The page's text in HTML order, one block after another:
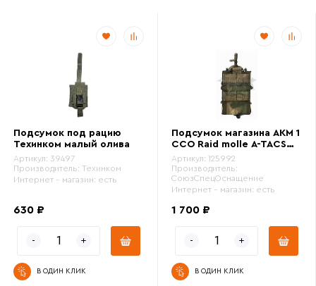
Подсумок под рацию
Техинком малый олива
Артикул: 39497
Производитель: Техинком
Интернет - магазин: есть
630 ₽
В ОДИН КЛИК
Подсумок магазина АКМ 1
ССО Raid molle A-TACS
FG Camo
Артикул: 125992
Производитель:
СоюзСпецОснащение
Интернет - магазин: есть
1 700 ₽
В ОДИН КЛИК